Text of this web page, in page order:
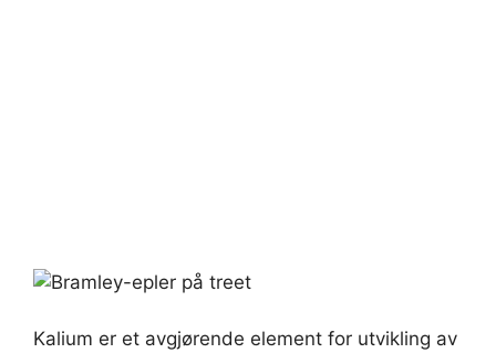
Kalium er et avgjørende element for utvikling av